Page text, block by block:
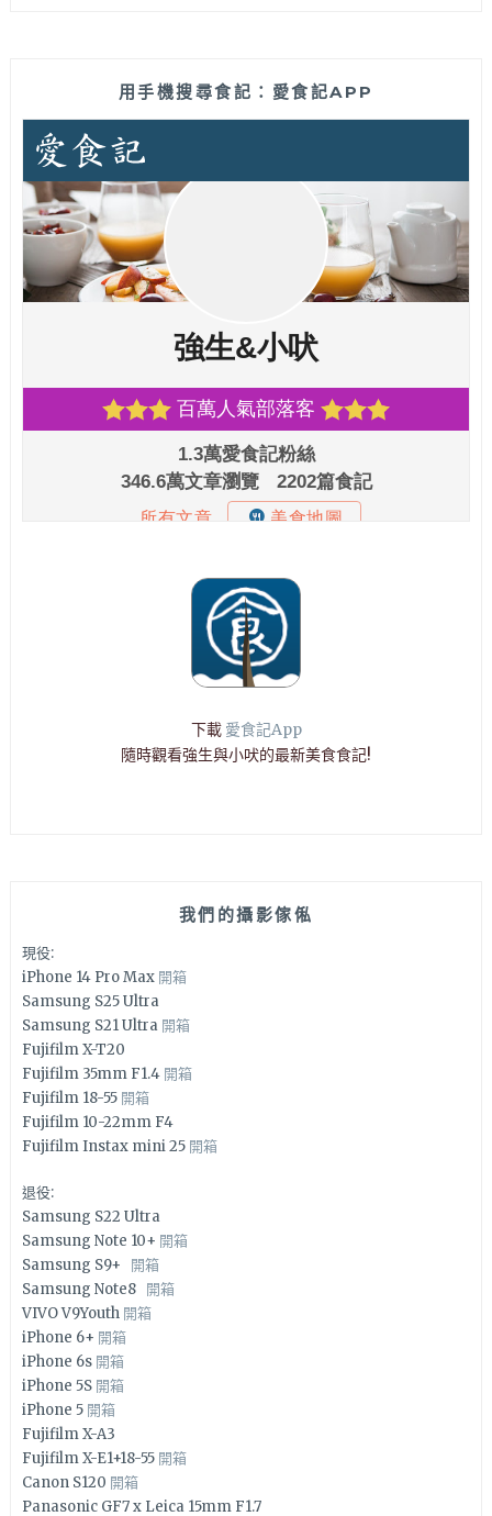
用手機搜尋食記：愛食記APP
下載 愛食記App
隨時觀看強生與小吠的最新美食食記!
我們的攝影傢俬
現役:
iPhone 14 Pro Max 開箱
Samsung S25 Ultra
Samsung S21 Ultra 開箱
Fujifilm X-T20
Fujifilm 35mm F1.4 開箱
Fujifilm 18-55 開箱
Fujifilm 10-22mm F4
Fujifilm Instax mini 25 開箱
退役:
Samsung S22 Ultra
Samsung Note 10+ 開箱
Samsung S9+ 開箱
Samsung Note8 開箱
VIVO V9Youth 開箱
iPhone 6+ 開箱
iPhone 6s 開箱
iPhone 5S 開箱
iPhone 5 開箱
Fujifilm X-A3
Fujifilm X-E1+18-55 開箱
Canon S120 開箱
Panasonic GF7 x Leica 15mm F1.7